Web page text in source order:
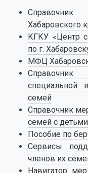
Справочник
Хабаровского
КГКУ «Центр
по г.
МФЦ
Справочник
специальной
семей
Справочник
семей с детьми
Пособие по
Сервисы
членов их
Навигатор